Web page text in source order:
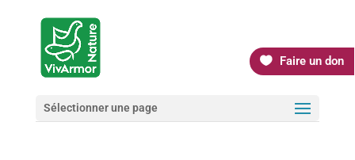
Faire un don
Sélectionner une page